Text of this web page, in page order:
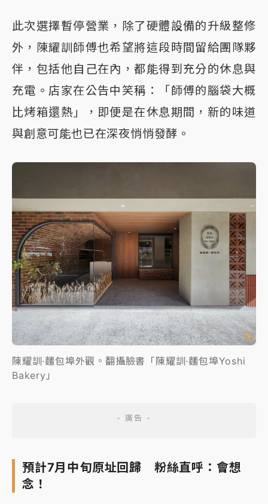
此次選擇暫停營業，除了硬體設備的升級整修
外，陳耀訓師傅也希望將這段時間留給團隊夥
伴，包括他自己在內，都能得到充分的休息與
充電。店家在公告中笑稱：「師傅的腦袋大概
比烤箱還熱」，即便是在休息期間，新的味道
與創意可能也已在深夜悄悄發酵。
陳耀訓·麵包埠外觀。翻攝臉書「陳耀訓·麵包埠Yoshi
Bakery」
預計7月中旬原址回歸 粉絲直呼：會想
念！